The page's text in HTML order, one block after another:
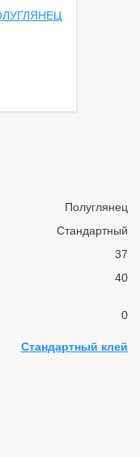
Полуглянец
Стандартный
37
40
0
Стандартный клей